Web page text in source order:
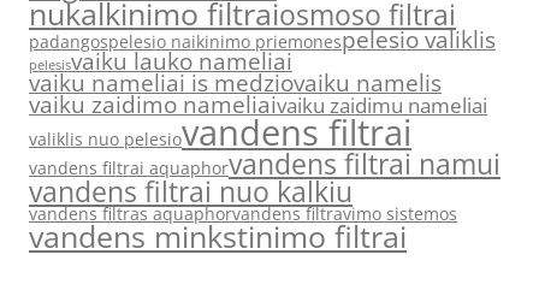
nukalkinimo filtraiosmoso filtrai
padangospelesio naikinimo priemonespelesio valiklis
pelesisvaiku lauko nameliai
vaiku nameliai is medziovaiku namelis
vaiku zaidimo nameliaivaiku zaidimu nameliai
valiklis nuo pelesiovandens filtrai
vandens filtrai aquaphorvandens filtrai namui
vandens filtrai nuo kalkiu
vandens filtras aquaphorvandens filtravimo sistemos
vandens minkstinimo filtrai